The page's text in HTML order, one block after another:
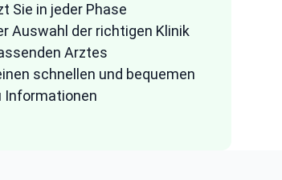
Sie in jeder Phase
Auswahl der richtigen Klinik
Arztes
schnellen und bequemen
Informationen